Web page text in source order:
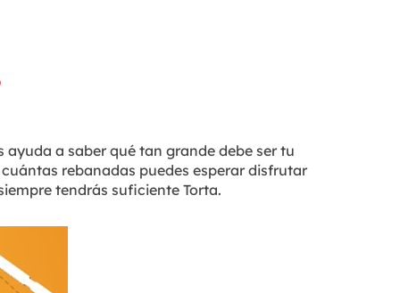
a saber qué tan grande debe ser tu
rebanadas puedes esperar disfrutar
tendrás suficiente Torta.